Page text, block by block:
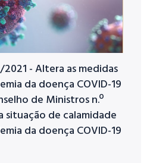
- Altera as medidas
da doença COVID-19
de Ministros n.º
situação de calamidade
da doença COVID-19